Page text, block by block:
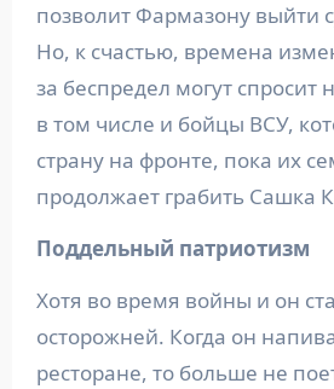
позволит Фармазону выйти
Но, к счастью, времена
за беспредел могут спросит
в том числе и бойцы ВСУ,
страну на фронте, пока их
продолжает грабить Сашка
Поддельный патриотизм
Хотя во время войны и он
осторожней. Когда он
ресторане, то больше не